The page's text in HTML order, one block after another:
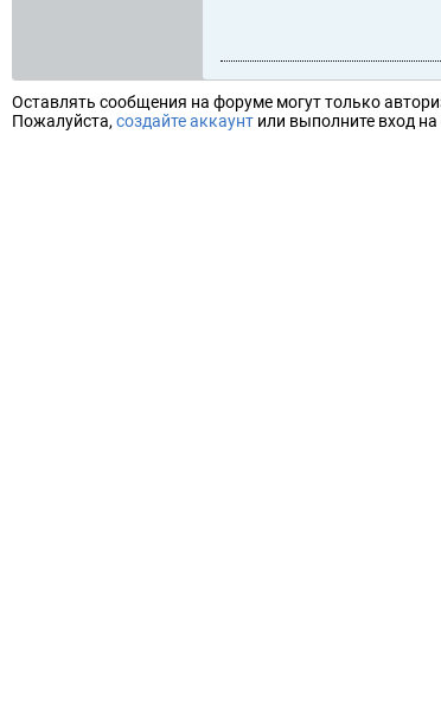
Оставлять сообщения на форуме могут только
Пожалуйста, создайте аккаунт или выполните вход на